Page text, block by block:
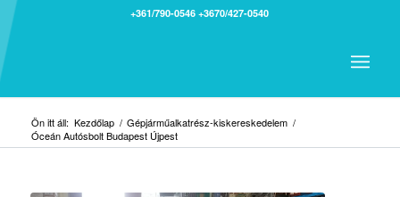
+361/790-0546 +3670/427-0540
Ön itt áll: Kezdőlap / Gépjárműalkatrész-kiskereskedelem /
Óceán Autósbolt Budapest Újpest